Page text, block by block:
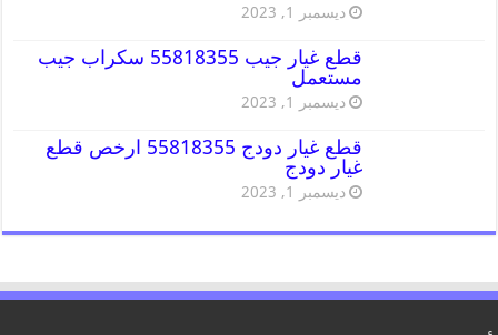
ديسمبر 1, 2023
قطع غيار جيب 55818355 سكراب جيب
مستعمل
ديسمبر 1, 2023
قطع غيار دودج 55818355 ارخص قطع
غيار دودج
ديسمبر 1, 2023